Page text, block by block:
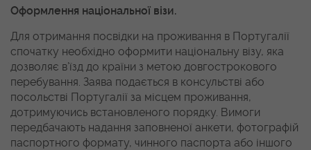
Оформлення національної візи.
Для отримання посвідки на проживання в Португалії
спочатку необхідно оформити національну візу, яка
дозволяє в’їзд до країни з метою довгострокового
перебування. Заява подається в консульстві або
посольстві Португалії за місцем проживання,
дотримуючись встановленого порядку. Вимоги
передбачають надання заповненої анкети, фотографій
паспортного формату, чинного паспорта або іншого